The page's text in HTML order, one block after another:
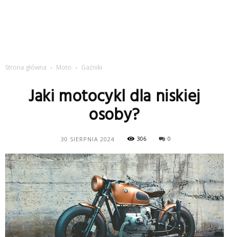
Strona główna Moto Gaźniki
Jaki motocykl dla niskiej
osoby?
30 SIERPNIA 2024 306 0